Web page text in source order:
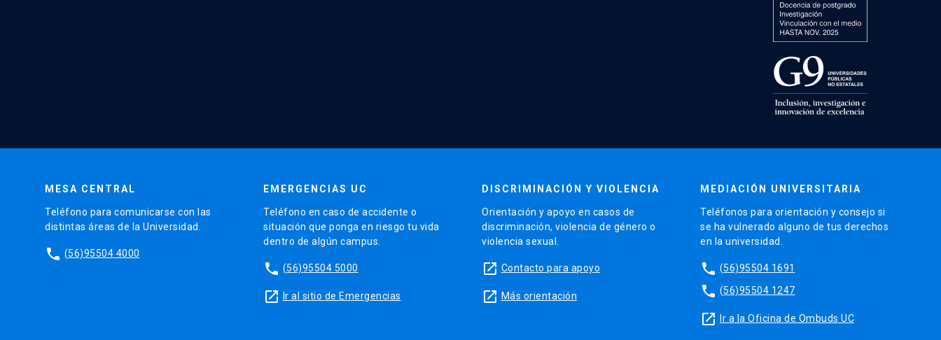
MESA CENTRAL
Teléfono para comunicarse con las
distintas áreas de la Universidad.
phone (56)95504 4000
EMERGENCIAS UC
Teléfono en caso de accidente o
situación que ponga en riesgo tu vida
dentro de algún campus.
phone (56)95504 5000
launch Ir al sitio de Emergencias
DISCRIMINACIÓN Y VIOLENCIA
Orientación y apoyo en casos de
discriminación, violencia de género o
violencia sexual.
launch Contacto para apoyo
launch Más orientación
MEDIACIÓN UNIVERSITARIA
Teléfonos para orientación y consejo si
se ha vulnerado alguno de tus derechos
en la universidad.
phone (56)95504 1691
phone (56)95504 1247
launch Ir a la Oficina de Ombuds UC